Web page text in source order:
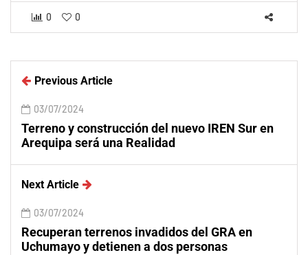
0 0
Previous Article
03/07/2024
Terreno y construcción del nuevo IREN Sur en
Arequipa será una Realidad
Next Article
03/07/2024
Recuperan terrenos invadidos del GRA en
Uchumayo y detienen a dos personas